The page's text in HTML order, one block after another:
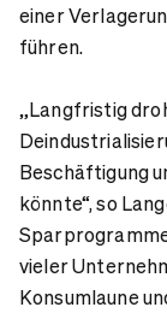
einer
führen.
„Langfristig
Beschäftigung
könnte“, so
vieler
Konsumlaune